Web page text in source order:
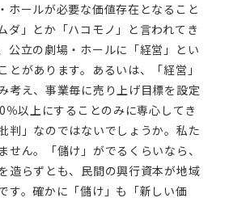
ホールが必要な価値存在となること
ダ」とか「ハコモノ」と言われてき
公立の劇場・ホールに「経営」とい
とがあります。あるいは、「経営」
考え、事業毎に売り上げ目標を設定
％以上にすることのみに専心してき
判」なのではないでしょうか。私た
せん。「儲け」がでるくらいなら、
造らずとも、民間の興行資本が地域
す。確かに「儲け」も「新しい価